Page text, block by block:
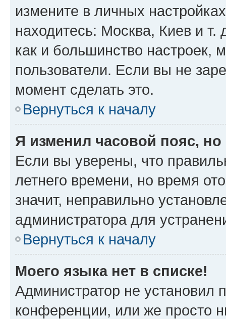
измените в личных
находитесь: Москва, Киев и т.
как и большинство настроек,
пользователи. Если вы не
момент сделать это.
Вернуться к началу
Я изменил часовой пояс,
Если вы уверены, что
летнего времени, но время
значит, неправильно
администратора для
Вернуться к началу
Моего языка нет в списке!
Администратор не установил
конференции, или же просто